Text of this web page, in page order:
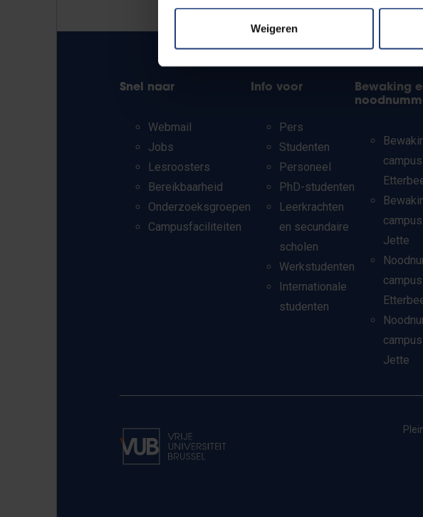
Weigeren
Snel naar
Webmail
Jobs
Lesroosters
Bereikbaarheid
Onderzoeksgroepen
Campusfaciliteiten
Info voor
Pers
Studenten
Personeel
PhD-studenten
Leerkrachten
en secundaire
scholen
Werkstudenten
Internationale
studenten
Bewaking
Jette
Jette